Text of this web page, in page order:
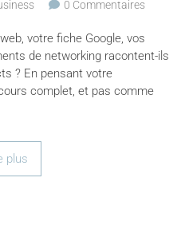
0 Commentaires
votre fiche Google, vos
de networking racontent-ils
? En pensant votre
complet, et pas comme
plus